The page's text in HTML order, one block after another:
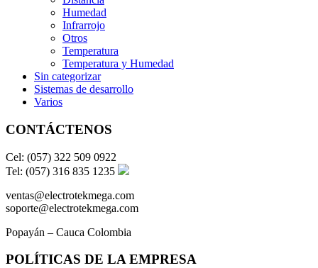
Humedad
Infrarrojo
Otros
Temperatura
Temperatura y Humedad
Sin categorizar
Sistemas de desarrollo
Varios
CONTÁCTENOS
Cel: (057) 322 509 0922
Tel: (057) 316 835 1235
ventas@electrotekmega.com
soporte@electrotekmega.com
Popayán – Cauca Colombia
POLÍTICAS DE LA EMPRESA